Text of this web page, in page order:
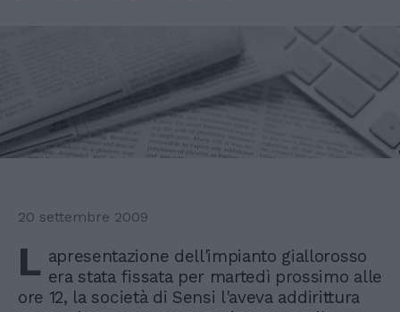
20 settembre 2009
L apresentazione dell'impianto giallorosso
era stata fissata per martedì prossimo alle
ore 12, la società di Sensi l'aveva addirittura